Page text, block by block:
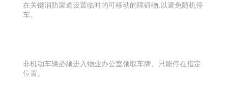
在关键消防渠道设置临时的可移动的障碍物,以避免随机停
车。
非机动车辆必须进入物业办公室领取车牌。只能停在指定
位置。